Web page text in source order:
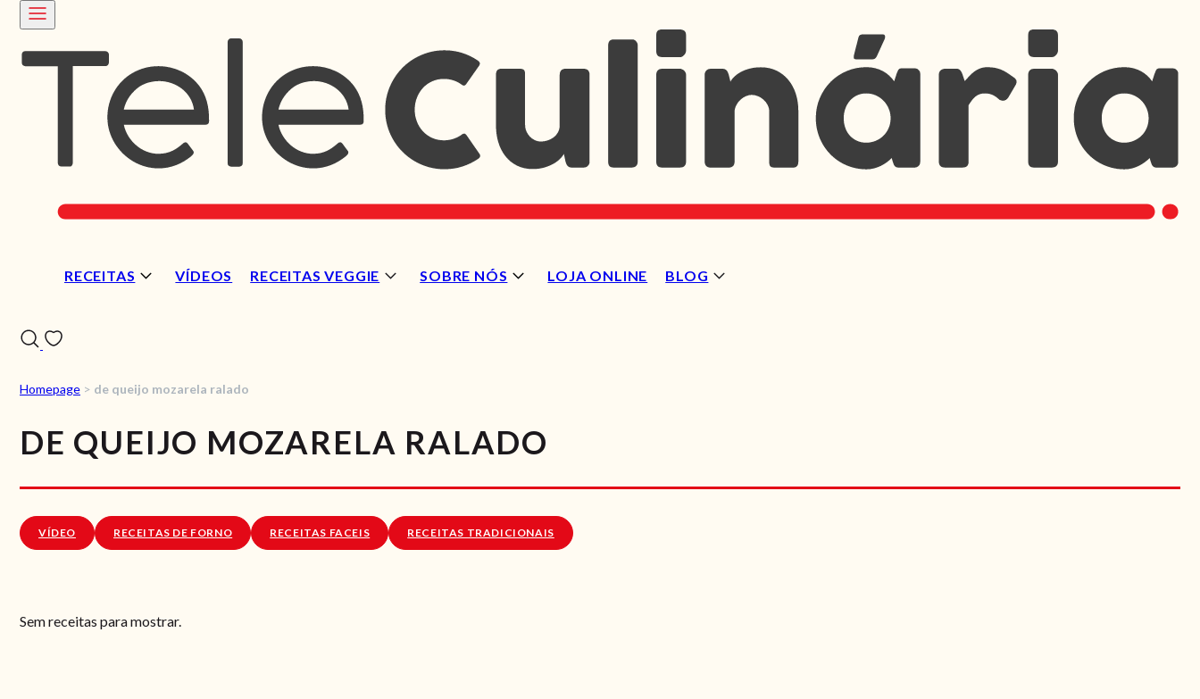
RECEITAS VÍDEOS RECEITAS VEGGIE SOBRE NÓS LOJA ONLINE BLOG
Homepage > de queijo mozarela ralado
DE QUEIJO MOZARELA RALADO
VÍDEO RECEITAS DE FORNO RECEITAS FACEIS RECEITAS TRADICIONAIS
Sem receitas para mostrar.